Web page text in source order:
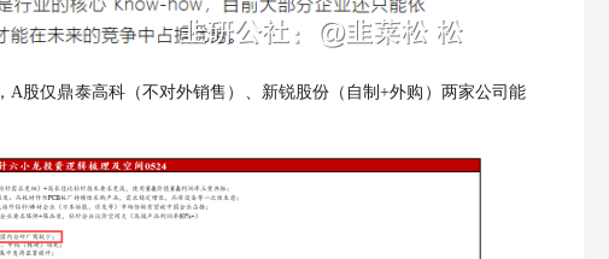
，A股仅鼎泰高科（不对外销售）、新锐股份（自制+外购）两家公司能